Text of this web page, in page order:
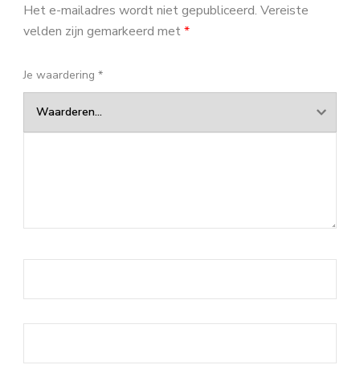
Het e-mailadres wordt niet gepubliceerd. Vereiste
velden zijn gemarkeerd met*
Je waardering *